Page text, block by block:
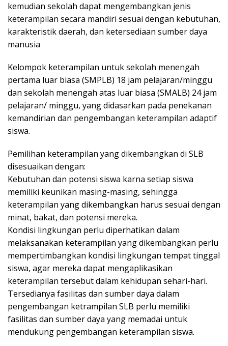
kemudian sekolah dapat mengembangkan jenis
keterampilan secara mandiri sesuai dengan kebutuhan,
karakteristik daerah, dan ketersediaan sumber daya
manusia
Kelompok keterampilan untuk sekolah menengah
pertama luar biasa (SMPLB) 18 jam pelajaran/minggu
dan sekolah menengah atas luar biasa (SMALB) 24 jam
pelajaran/ minggu, yang didasarkan pada penekanan
kemandirian dan pengembangan keterampilan adaptif
siswa.
Pemilihan keterampilan yang dikembangkan di SLB
disesuaikan dengan:
Kebutuhan dan potensi siswa karna setiap siswa
memiliki keunikan masing-masing, sehingga
keterampilan yang dikembangkan harus sesuai dengan
minat, bakat, dan potensi mereka.
Kondisi lingkungan perlu diperhatikan dalam
melaksanakan keterampilan yang dikembangkan perlu
mempertimbangkan kondisi lingkungan tempat tinggal
siswa, agar mereka dapat mengaplikasikan
keterampilan tersebut dalam kehidupan sehari-hari.
Tersedianya fasilitas dan sumber daya dalam
pengembangan ketrampilan SLB perlu memiliki
fasilitas dan sumber daya yang memadai untuk
mendukung pengembangan keterampilan siswa.